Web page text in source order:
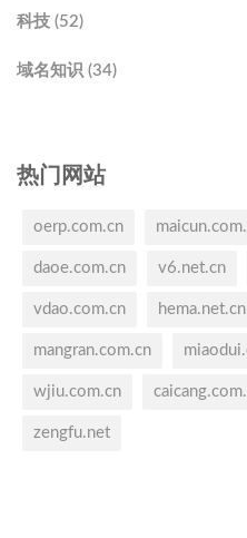
科技 (52)
域名知识 (34)
热门网站
oerp.com.cn
daoe.com.cn v6.net.cn
vdao.com.cn hema.net.cn
mangran.com.cn
wjiu.com.cn
zengfu.net